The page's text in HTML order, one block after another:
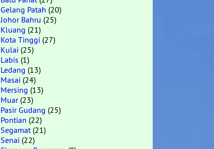
Gelang Patah (20)
Johor Bahru (25)
Kluang (21)
Kota Tinggi (27)
Kulai (25)
Labis (1)
Ledang (13)
Masai (24)
Mersing (13)
Muar(23)
Pasir Gudang (25)
Pontian (22)
Segamat(21)
Senai (22)